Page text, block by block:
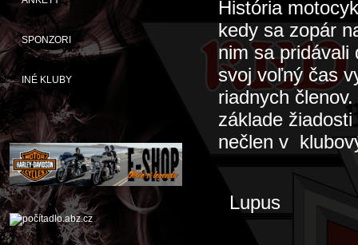
História
kedy sa zopár
nim sa
svoj voľný čas
riadnych
základe
nečlen v
Lupus
SPONZORI
INÉ KLUBY